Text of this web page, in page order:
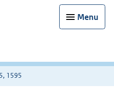
Menu
1595